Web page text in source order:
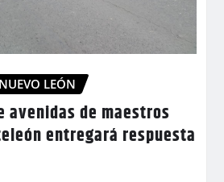
NUEVO LEÓN
avenidas de maestros
entregará respuesta